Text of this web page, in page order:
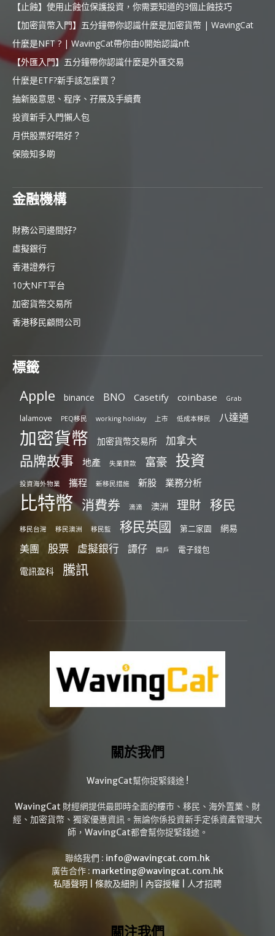
【止蝕】使用止蝕位保護投資，你需要知道的3個止蝕技巧
【加密貨幣入門】五分鐘帶你認識什麼是加密貨幣 | WavingCat
什麼是NFT ? | WavingCat帶你由0開始認識nft
【外匯入門】五分鐘帶你認識什麼是外匯交易
什麼是ETF?新手該怎麼買？
抽新股意思、程序、孖展及手續費
投資新手入門懶人包
月供股票好唔好？
保險知多啲
金融機構
財務公司邊間好?
虛擬銀行
香港證券行
10大NFT平台
加密貨幣交易所
香港移民顧問公司
標籤
Apple binance BNO Casetify coinbase Grab
lalamove PEQ移民 working holiday 上市 低成本移民 八達通
加密貨幣 加密貨幣交易所 加拿大
品牌故事 地產 失業貸款 富豪 投資
投資海外物業 攜程 新移民措施 新股 業務分析
比特幣 消費券 滴滴 澳洲 理財 移民
移民台灣 移民澳洲 移民監 移民英國 第二家園 網易
美團 股票 虛擬銀行 譚仔 開戶 電子錢包
電訊盈科 騰訊
關於我們
WavingCat幫你捉緊錢途 !
WavingCat 財經網提供最即時全面的樓市、移民、海外置業、財
經、加密貨幣、獨家優惠資訊。無論你係投資新手定係資產管理大
師，WavingCat都會幫你捉緊錢途。
聯絡我們 : info@wavingcat.com.hk
廣告合作 : marketing@wavingcat.com.hk
私隱聲明
條款及細則 內容授權 人才招聘
關注我們